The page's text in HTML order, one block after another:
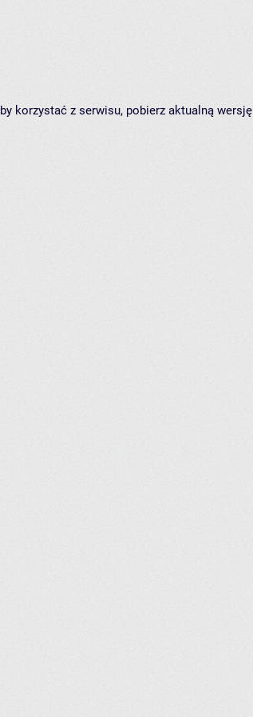
korzystać z serwisu, pobierz aktualną wersję